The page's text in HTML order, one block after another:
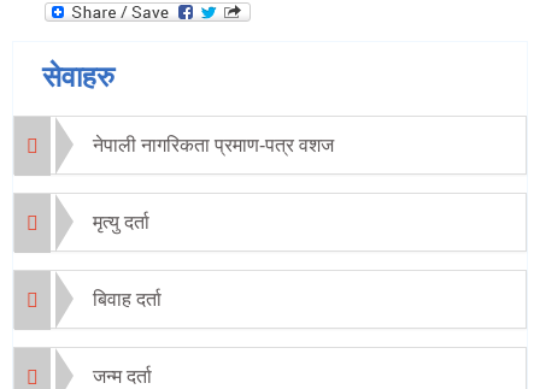
सेवाहरु
नेपाली नागरिकता प्रमाण-पत्र वशज
मृत्यु दर्ता
बिवाह दर्ता
जन्म दर्ता